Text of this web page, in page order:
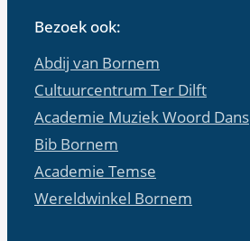
Bezoek ook:
Abdij van Bornem
Cultuurcentrum Ter Dilft
Academie Muziek Woord Dans
Bib Bornem
Academie Temse
Wereldwinkel Bornem